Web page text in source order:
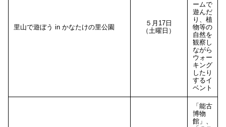
里山で遊ぼう in かなたけの里公園
５月17日
（土曜日）
ームで
遊んだ
り、植
物等の
自然を
観察し
ながら
ウォー
キング
したり
するイ
ベント
「能古
博物
館」、